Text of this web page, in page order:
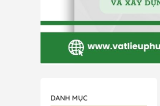
DANH MỤC